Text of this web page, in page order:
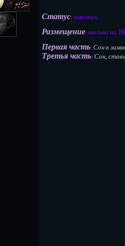
Статус: закончен
Размещение: только на TR
Первая часть: Сон в
Третья часть: Сон,